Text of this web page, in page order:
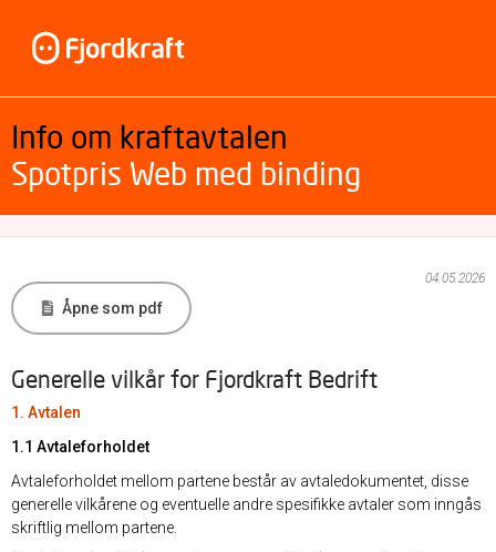
Info om kraftavtalen
Spotpris Web med binding
Åpne som pdf
04.05.2026
Generelle vilkår for Fjordkraft Bedrift
1. Avtalen
1.1 Avtaleforholdet
Avtaleforholdet mellom partene består av avtaledokumentet, disse
generelle vilkårene og eventuelle andre spesifikke avtaler som inngås
skriftlig mellom partene.